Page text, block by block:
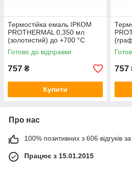
Термостійка емаль ІРКОМ
PROTHERMAL 0,350 мл
(золотистий) до +700 °C
Готово до відправки
757 ₴
Купити
757
Про нас
100% позитивних з 606 відгуків за
Працює з 15.01.2015